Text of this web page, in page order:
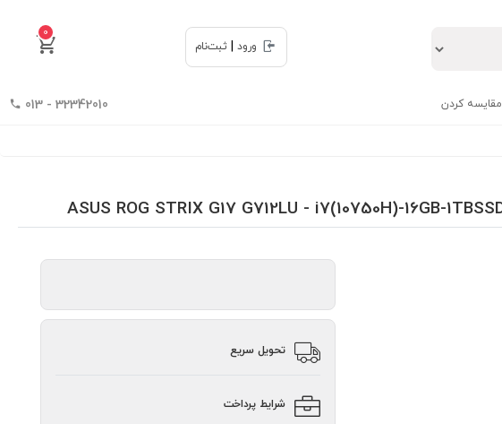
0
ورود
ثبت‌نام
مقایسه کردن 32342010 - 013
تحویل سریع
شرایط پرداخت